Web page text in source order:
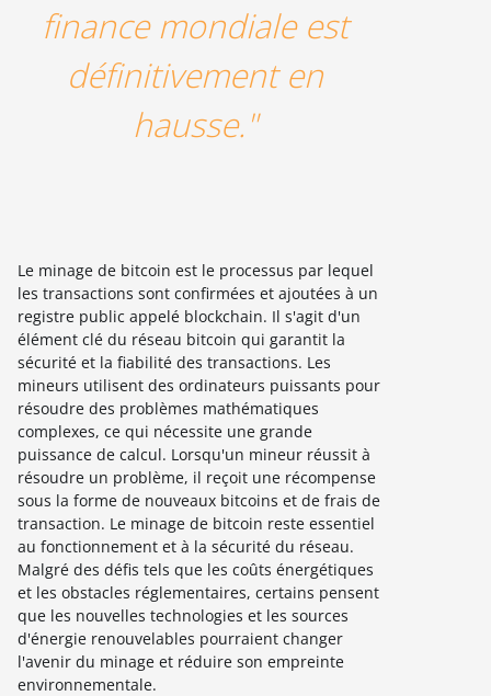
finance mondiale est
définitivement en
hausse."
Le minage de bitcoin est le processus par lequel
les transactions sont confirmées et ajoutées à un
registre public appelé blockchain. Il s'agit d'un
élément clé du réseau bitcoin qui garantit la
sécurité et la fiabilité des transactions. Les
mineurs utilisent des ordinateurs puissants pour
résoudre des problèmes mathématiques
complexes, ce qui nécessite une grande
puissance de calcul. Lorsqu'un mineur réussit à
résoudre un problème, il reçoit une récompense
sous la forme de nouveaux bitcoins et de frais de
transaction. Le minage de bitcoin reste essentiel
au fonctionnement et à la sécurité du réseau.
Malgré des défis tels que les coûts énergétiques
et les obstacles réglementaires, certains pensent
que les nouvelles technologies et les sources
d'énergie renouvelables pourraient changer
l'avenir du minage et réduire son empreinte
environnementale.